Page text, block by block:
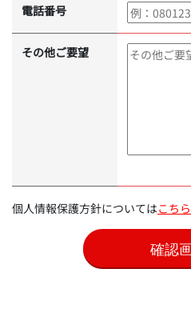
電話番号
その他ご要望
個人情報保護方針についてはこちら